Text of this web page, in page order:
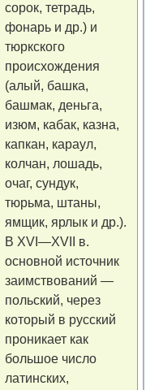
сорок, тетрадь,
фонарь и др.) и
тюркского
происхождения
(алый, башка,
башмак, деньга,
изюм, кабак, казна,
капкан, караул,
колчан, лошадь,
очаг, сундук,
тюрьма, штаны,
ямщик, ярлык и др.).
В XVI—XVII в.
основной источник
заимствований —
польский, через
который в русский
проникает как
большое число
латинских,